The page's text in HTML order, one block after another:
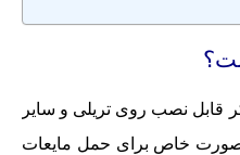
نصب روی تریلی و سایر
خاص برای حمل مایعات